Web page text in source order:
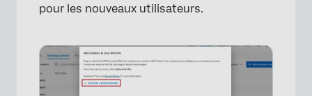
pour les nouveaux utilisateurs.